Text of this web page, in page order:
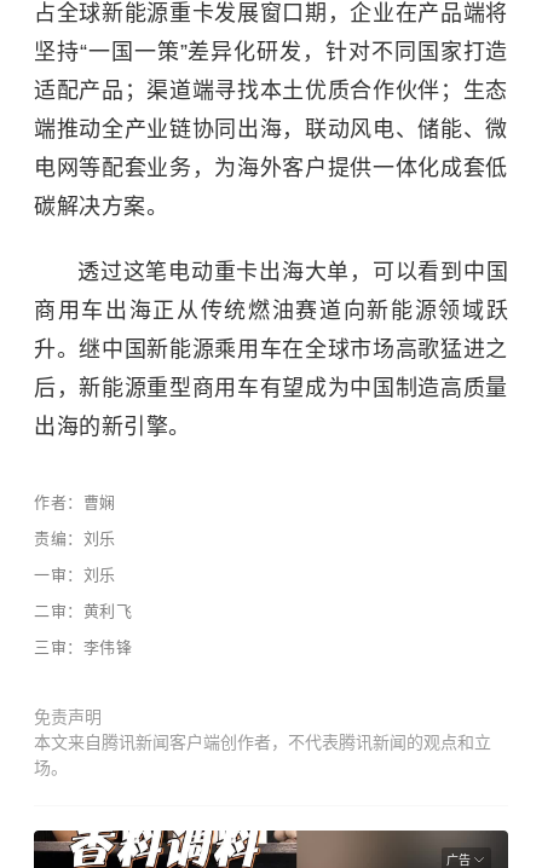
占全球新能源重卡发展窗口期，企业在产品端将
坚持“一国一策”差异化研发，针对不同国家打造
适配产品；渠道端寻找本土优质合作伙伴；生态
端推动全产业链协同出海，联动风电、储能、微
电网等配套业务，为海外客户提供一体化成套低
碳解决方案。
透过这笔电动重卡出海大单，可以看到中国
商用车出海正从传统燃油赛道向新能源领域跃
升。继中国新能源乘用车在全球市场高歌猛进之
后，新能源重型商用车有望成为中国制造高质量
出海的新引擎。
作者：曹娴
责编：刘乐
一审：刘乐
二审：黄利飞
三审：李伟锋
免责声明
本文来自腾讯新闻客户端创作者，不代表腾讯新闻的观点和立
场。
广告